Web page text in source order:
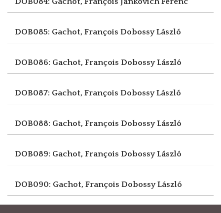
DOB085: Gachot, François Dobossy László
DOB086: Gachot, François Dobossy László
DOB087: Gachot, François Dobossy László
DOB088: Gachot, François Dobossy László
DOB089: Gachot, François Dobossy László
DOB090: Gachot, François Dobossy László